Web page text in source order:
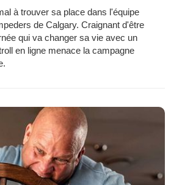
à trouver sa place dans l'équipe
de Calgary. Craignant d'être
qui va changer sa vie avec un
en ligne menace la campagne